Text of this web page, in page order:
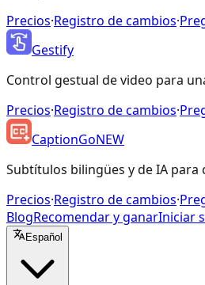
Precios·Registro de cambios·
Gestify
Control gestual de video para
Precios·Registro de cambios·
CaptionGoNEW
Subtítulos bilingües y de IA para
Precios·Registro de cambios·
BlogRecomendar y ganarIniciar
Español